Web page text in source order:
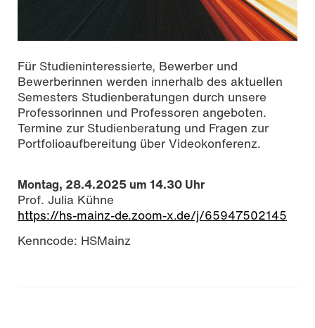
Für Studieninteressierte, Bewerber und
Bewerberinnen werden innerhalb des aktuellen
Semesters Studienberatungen durch unsere
Professorinnen und Professoren angeboten.
Termine zur Studienberatung und Fragen zur
Portfolioaufbereitung über Videokonferenz.
Montag, 28.4.2025 um 14.30 Uhr
Prof. Julia Kühne
https://hs-mainz-de.zoom-x.de/j/65947502145
Kenncode: HSMainz